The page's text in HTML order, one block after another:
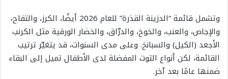
وتشمل قائمة “الدزينة القذرة” للعام 2026 أيضًا، الكرز، والتفاح،
والإجاص، والعنب، والخوخ، والدرّاق، والخضار الورقية مثل الكرنب
الأجعد (الكيل) والسبانخ. وعلى مدى السنوات، قد يتغيّر ترتيب
القائمة، لكن أنواع التوت المفضلة لدى الأطفال تميل إلى البقاء
ضمنها عامًا بعد آخر.